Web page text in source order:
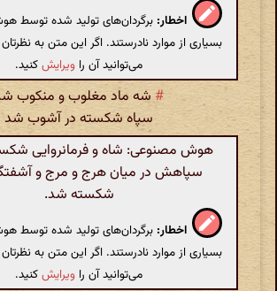
اخطار: برگردان‌های تولید شده توسط
بسیاری از موارد نادرستند. اگر این متن به
می‌توانید آن را ویرایشکنید.
#شه ماد مغلوب و منکوب
سپاه شکسته در آشوب شد
هوش مصنوعی: شاه و فرمانروایی
سپاهش در میان هرج و مرج و
شکسته شد.
اخطار: برگردان‌های تولید شده توسط
بسیاری از موارد نادرستند. اگر این متن به
می‌توانید آن را ویرایشکنید.